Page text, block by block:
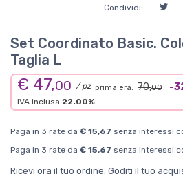
Condividi:
Set Coordinato Basic.
Taglia L
€ 47,00 / pz prima era: 70,00 -
IVA inclusa 22.00%
Paga in 3 rate da € 15,67 senza interessi
Paga in 3 rate da € 15,67 senza interessi
Ricevi ora il tuo ordine. Goditi il tuo